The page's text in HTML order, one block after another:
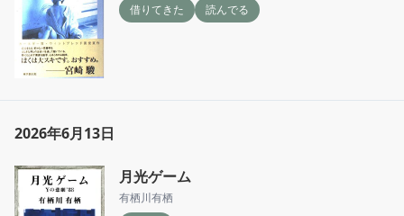
借りてきた
読んでる
2026年6月13日
月光ゲーム
有栖川有栖